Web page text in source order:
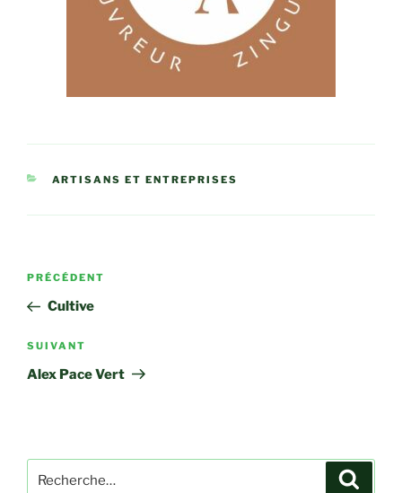
CATÉGORIES
ARTISANS ET ENTREPRISES
Navigation
l’article
Article
précédent
PRÉCÉDENT
Cultive
Article
suivant
SUIVANT
Alex Pace Vert